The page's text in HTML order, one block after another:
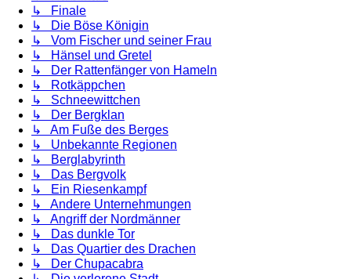
↳ Finale
↳ Die Böse Königin
↳ Vom Fischer und seiner Frau
↳ Hänsel und Gretel
↳ Der Rattenfänger von Hameln
↳ Rotkäppchen
↳ Schneewittchen
↳ Der Bergklan
↳ Am Fuße des Berges
↳ Unbekannte Regionen
↳ Berglabyrinth
↳ Das Bergvolk
↳ Ein Riesenkampf
↳ Andere Unternehmungen
↳ Angriff der Nordmänner
↳ Das dunkle Tor
↳ Das Quartier des Drachen
↳ Der Chupacabra